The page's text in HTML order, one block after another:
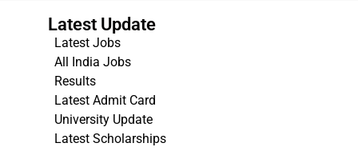
Latest Update
Latest Jobs
All India Jobs
Results
Latest Admit Card
University Update
Latest Scholarships